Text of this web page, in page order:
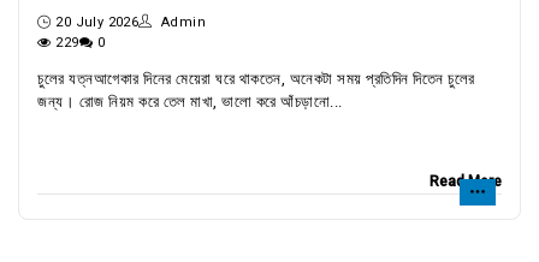
20 July 2026
Admin
229
0
চুলের যত্নআগেকার দিনের মেয়েরা ঘরে থাকতেন, অনেকটা সময় প্রতিদিন দিতেন চুলের
জন্য। রোজ নিয়ম করে তেল মাখা, ভালো করে আঁচড়ানো...
Read More